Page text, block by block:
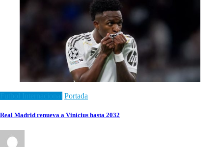
Portada
Real Madrid renueva a Vinícius hasta 2032